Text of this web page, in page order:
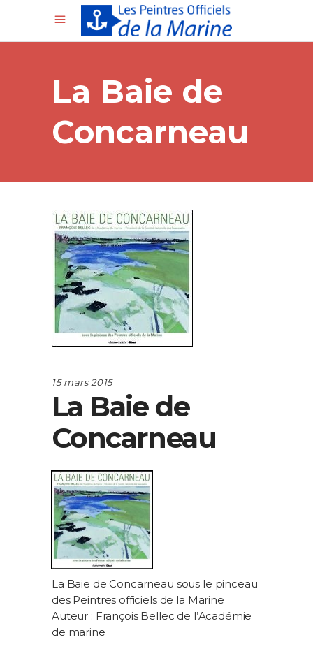
La Baie de
Concarneau
15 mars 2015
La Baie de
Concarneau
La Baie de Concarneau sous le pinceau
des Peintres officiels de la Marine
Auteur : François Bellec de l’Académie
de marine